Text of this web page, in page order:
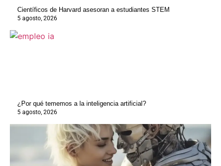
Científicos de Harvard asesoran a estudiantes STEM
5 agosto, 2026
¿Por qué tememos a la inteligencia artificial?
5 agosto, 2026